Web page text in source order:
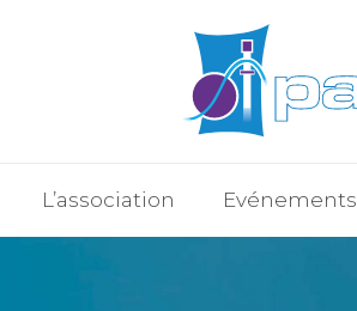
L’association Evénements